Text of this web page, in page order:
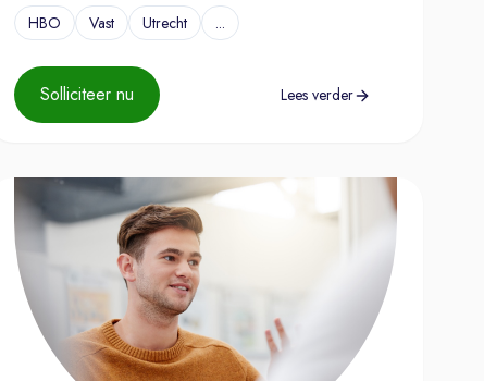
HBO Vast Utrecht ...
Solliciteer nu Lees verder